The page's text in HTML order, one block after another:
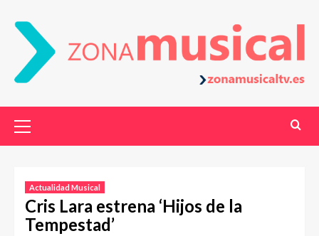
Actualidad Musical
Cris Lara estrena ‘Hijos de la
Tempestad’